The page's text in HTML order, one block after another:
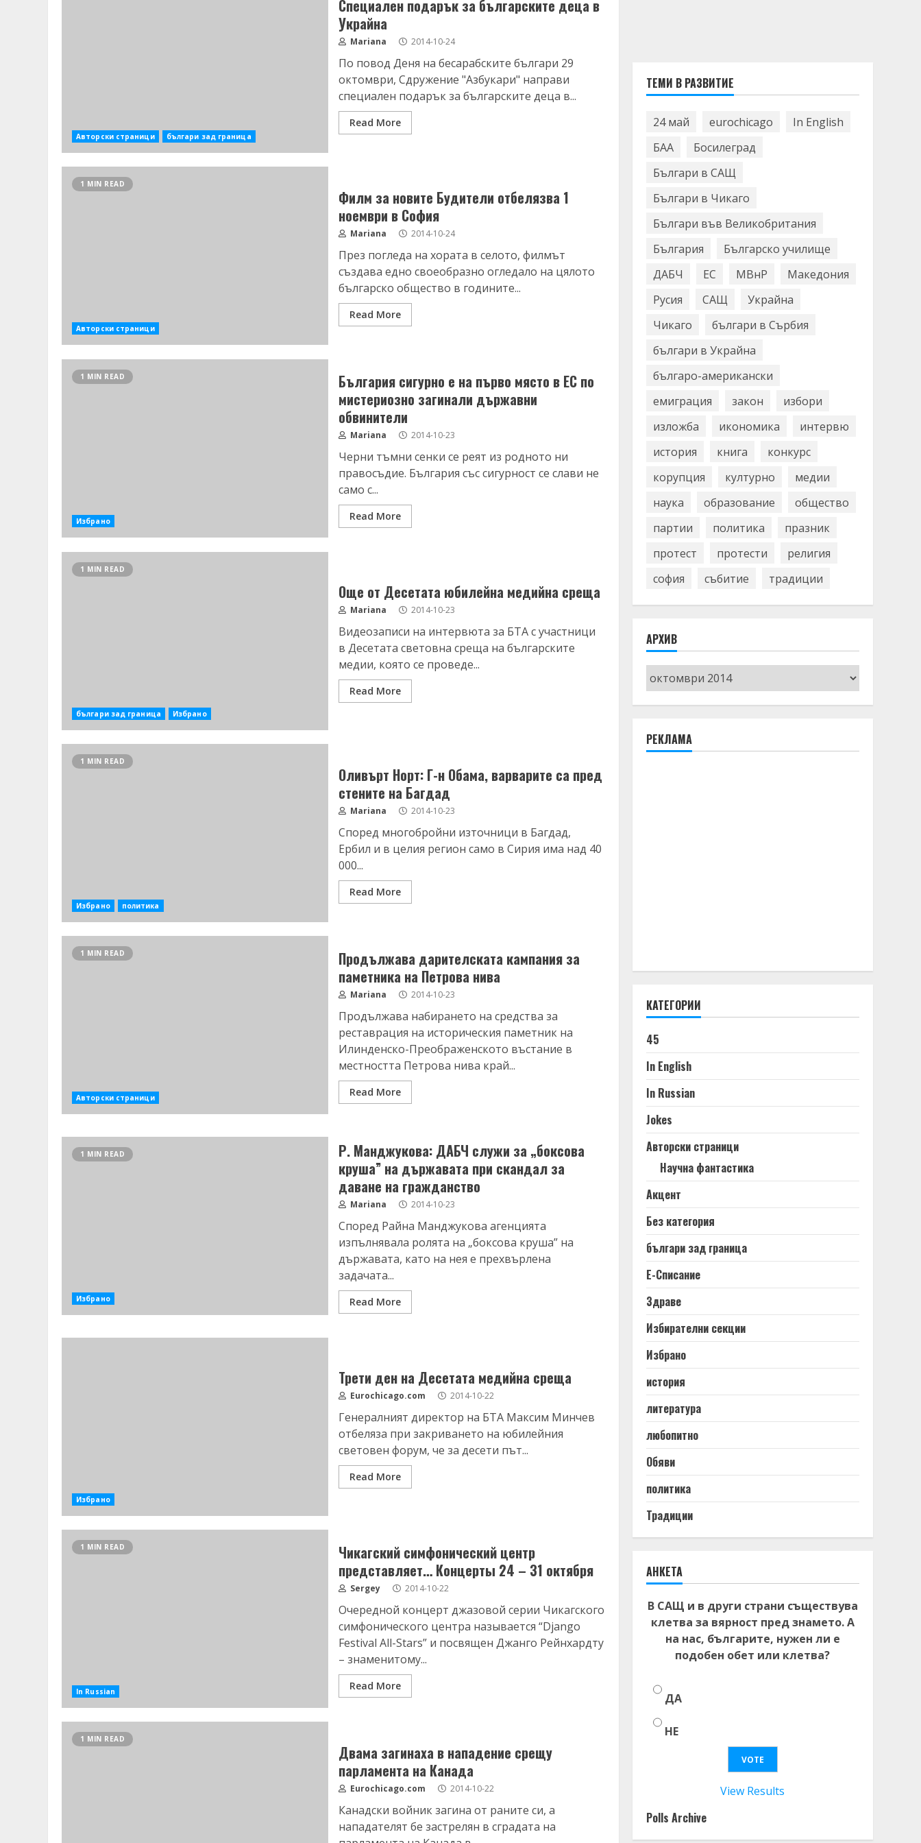
Авторски страници българи зад граница
Специален подарък за българските деца в
Украйна
Mariana 2014-10-24
По повод Деня на бесарабските българи 29
октомври, Сдружение "Азбукари" направи
специален подарък за българските деца в...
Read More
1 MIN READ
Авторски страници
Филм за новите Будители отбелязва 1
ноември в София
Mariana 2014-10-24
През погледа на хората в селото, филмът
създава едно своеобразно огледало на цялото
българско общество в годините...
Read More
1 MIN READ
Избрано
България сигурно е на първо място в ЕС по
мистериозно загинали държавни
обвинители
Mariana 2014-10-23
Черни тъмни сенки се реят из родното ни
правосъдие. България със сигурност се слави не
само с...
Read More
1 MIN READ
българи зад граница Избрано
Още от Десетата юбилейна медийна среща
Mariana 2014-10-23
Видеозаписи на интервюта за БТА с участници
в Десетата световна среща на българските
медии, която се проведе...
Read More
1 MIN READ
Избрано политика
Оливърт Норт: Г-н Обама, варварите са пред
стените на Багдад
Mariana 2014-10-23
Според многобройни източници в Багдад,
Ербил и в целия регион само в Сирия има над 40
000...
Read More
1 MIN READ
Авторски страници
Продължава дарителската кампания за
паметника на Петрова нива
Mariana 2014-10-23
Продължава набирането на средства за
реставрация на историческия паметник на
Илинденско-Преображенското въстание в
местността Петрова нива край...
Read More
1 MIN READ
Избрано
Р. Манджукова: ДАБЧ служи за „боксова
круша” на държавата при скандал за
даване на гражданство
Mariana 2014-10-23
Според Райна Манджукова агенцията
изпълнявала ролята на „боксова круша” на
държавата, като на нея е прехвърлена
задачата...
Read More
Избрано
Трети ден на Десетата медийна среща
Eurochicago.com 2014-10-22
Генералният директор на БТА Максим Минчев
отбеляза при закриването на юбилейния
световен форум, че за десети път...
Read More
1 MIN READ
In Russian
Чикагский симфонический центр
представляет… Концерты 24 – 31 октября
Sergey 2014-10-22
Очередной концерт джазовой серии Чикагского
симфонического центра называется “Django
Festival All-Stars” и посвящен Джанго Рейнхардту
– знаменитому...
Read More
1 MIN READ
Двама загинаха в нападение срещу
парламента на Канада
Eurochicago.com 2014-10-22
Канадски войник загина от раните си, а
нападателят бе застрелян в сградата на
ТЕМИ В РАЗВИТИЕ
24 май eurochicago
In English
БАА
Босилеград
Българи в САЩ
Българи в Чикаго
Българи във Великобритания
България
Българско училище
ДАБЧ
ЕС МВнР
Македония
Русия
САЩ
Украйна
Чикаго
българи в Сърбия
българи в Украйна
българо-американски
емиграция
закон
избори
изложба
икономика
интервю
история
книга
конкурс
корупция
културно
медии
наука
образование
общество
партии
политика
празник
протест
протести
религия
софия
събитие традиции
АРХИВ
Архив
РЕКЛАМА
КАТЕГОРИИ
45
In English
In Russian
Jokes
Авторски страници
Научна фантастика
Акцент
Без категория
българи зад граница
Е-Списание
Здраве
Избирателни секции
Избрано
история
литература
любопитно
Обяви
политика
Традиции
АНКЕТА
В САЩ и в други страни съществува
клетва за вярност пред знамето. А
на нас, българите, нужен ли е
подобен обет или клетва?
ДА
НЕ
View Results
Polls Archive